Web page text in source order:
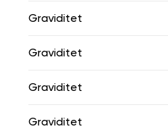
Graviditet
Graviditet
Graviditet
Graviditet